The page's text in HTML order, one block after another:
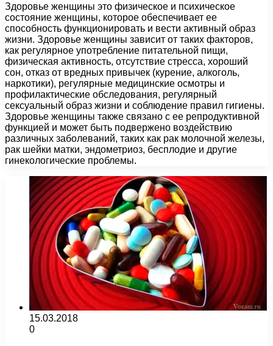
Здоровье женщины это физическое и психическое
состояние женщины, которое обеспечивает ее
способность функционировать и вести активный образ
жизни. Здоровье женщины зависит от таких факторов,
как регулярное употребление питательной пищи,
физическая активность, отсутствие стресса, хороший
сон, отказ от вредных привычек (курение, алкоголь,
наркотики), регулярные медицинские осмотры и
профилактические обследования, регулярный
сексуальный образ жизни и соблюдение правил гигиены.
Здоровье женщины также связано с ее репродуктивной
функцией и может быть подвержено воздействию
различных заболеваний, таких как рак молочной железы,
рак шейки матки, эндометриоз, бесплодие и другие
гинекологические проблемы.
15.03.2018
0